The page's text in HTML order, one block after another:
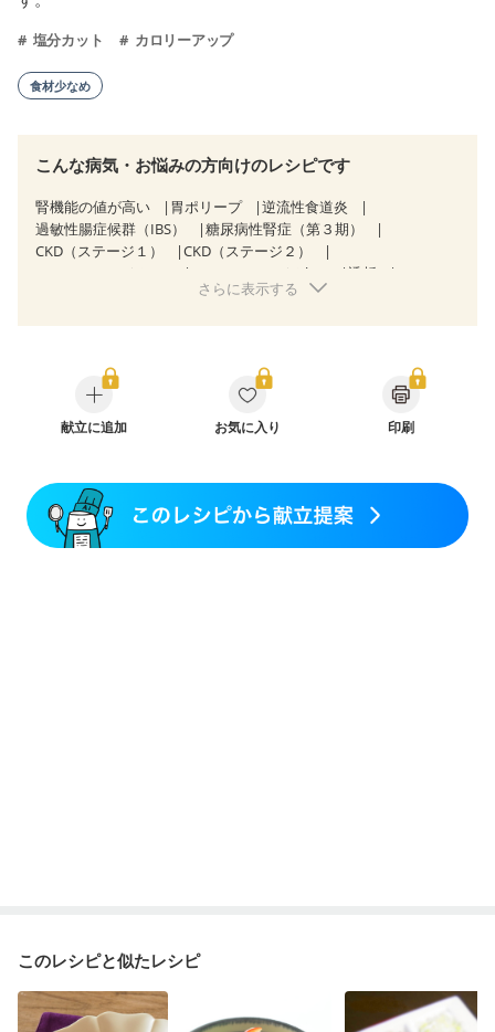
塩分カット カロリーアップ
食材少なめ
こんな病気・お悩みの方向けのレシピです
腎機能の値が高い 胃ポリープ
逆流性食道炎
過敏性腸症候群（IBS）
糖尿病性腎症（第３期）
CKD（ステージ１）
CKD（ステージ２）
CKD（ステージ３a）
CKD（ステージ３b）
透析
乳がん（抗がん剤治療中）
乳がん（ホルモン療法中）
胃がん治療を終えた方・経過観察中の方
大腸がん治療を終えた方・経過観察中の方
大腸がん（抗がん剤治療中）
大腸がん（放射線治療中）
妊婦健診・体重増加が気になる（初期）
妊婦健診・血圧が気になる（初期）
妊婦健診・血糖値が気になる（初期）
さらに表示する
献立に追加 お気に入り 印刷
このレシピと似たレシピ